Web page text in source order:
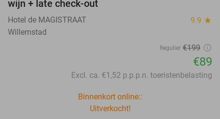
wijn + late check-out
Hotel de MAGISTRAAT 9.9 star
Willemstad
Regulier €199
€89
Excl. ca. €1,52 p.p.p.n. toeristenbelasting
Binnenkort online::
Uitverkocht!